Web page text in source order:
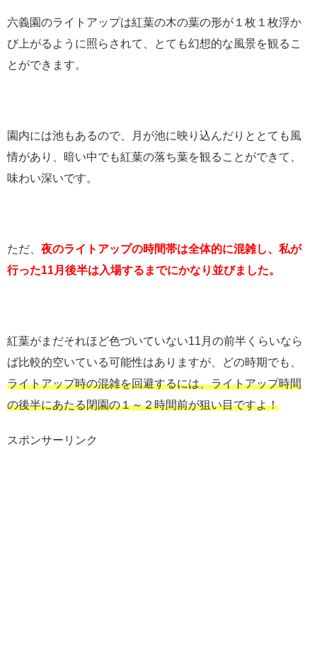
六義園のライトアップは紅葉の木の葉の形が１枚１枚浮か
び上がるように照らされて、とても幻想的な風景を観るこ
とができます。
園内には池もあるので、月が池に映り込んだりととても風
情があり、暗い中でも紅葉の落ち葉を観ることができて、
味わい深いです。
ただ、 夜のライトアップの時間帯は全体的に混雑し、私が
行った11月後半は入場するまでにかなり並びました。
紅葉がまだそれほど色づいていない11月の前半くらいなら
ば比較的空いている可能性はありますが、どの時期でも、
ライトアップ時の混雑を回避するには、ライトアップ時間
の後半にあたる閉園の１～２時間前が狙い目ですよ！
スポンサーリンク